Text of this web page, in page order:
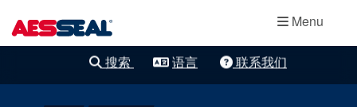
Menu
轴承保护器
集装式机械密
封
搜索 语言 联系我们